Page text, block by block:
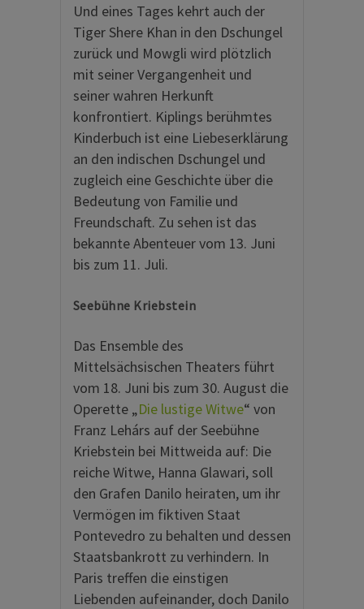
Und eines Tages kehrt auch der
Tiger Shere Khan in den Dschungel
zurück und Mowgli wird plötzlich
mit seiner Vergangenheit und
seiner wahren Herkunft
konfrontiert. Kiplings berühmtes
Kinderbuch ist eine Liebeserklärung
an den indischen Dschungel und
zugleich eine Geschichte über die
Bedeutung von Familie und
Freundschaft. Zu sehen ist das
bekannte Abenteuer vom 13. Juni
bis zum 11. Juli.
Seebühne Kriebstein
Das Ensemble des
Mittelsächsischen Theaters führt
vom 18. Juni bis zum 30. August die
Operette „Die lustige Witwe“ von
Franz Lehárs auf der Seebühne
Kriebstein bei Mittweida auf: Die
reiche Witwe, Hanna Glawari, soll
den Grafen Danilo heiraten, um ihr
Vermögen im fiktiven Staat
Pontevedro zu behalten und dessen
Staatsbankrott zu verhindern. In
Paris treffen die einstigen
Liebenden aufeinander, doch Danilo